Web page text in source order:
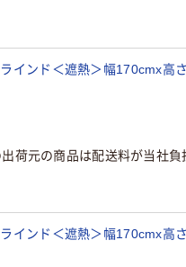
インド＜遮熱＞幅170cmx
出荷元の商品は配送料が当社負
インド＜遮熱＞幅170cmx